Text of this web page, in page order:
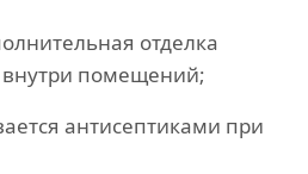
отделка
внутри помещений;
антисептиками при